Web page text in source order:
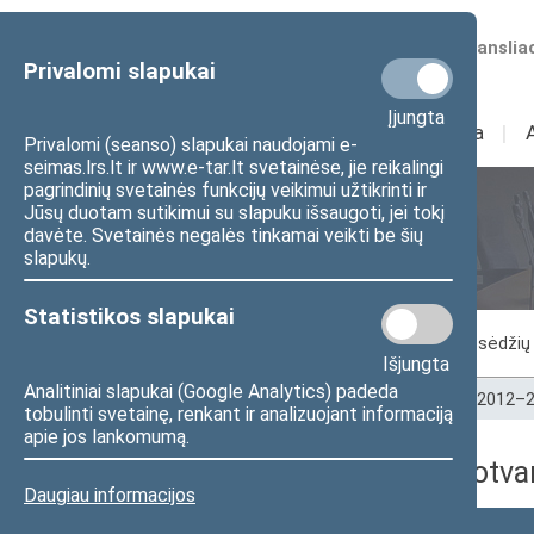
Privalomi slapukai
Įjungta
Privalomi (seanso) slapukai naudojami e-
seimas.lrs.lt ir www.e-tar.lt svetainėse, jie reikalingi
pagrindinių svetainės funkcijų veikimui užtikrinti ir
Jūsų duotam sutikimui su slapuku išsaugoti, jei tokį
davėte. Svetainės negalės tinkamai veikti be šių
slapukų.
Statistikos slapukai
Išjungta
Analitiniai slapukai (Google Analytics) padeda
tobulinti svetainę, renkant ir analizuojant informaciją
apie jos lankomumą.
Daugiau informacijos
Numatomos
Sudėtis Veikla I
Seimo posėdžiai
Posėdžiai
Pradžia>Seimo posėdžiai>Kadencijos
2016-09-14 dienos